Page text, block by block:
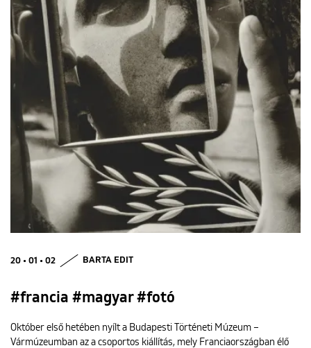
20 • 01 • 02 BARTA EDIT
#francia #magyar #fotó
Október első hetében nyílt a Budapesti Történeti Múzeum –
Vármúzeumban az a csoportos kiállítás, mely Franciaországban élő